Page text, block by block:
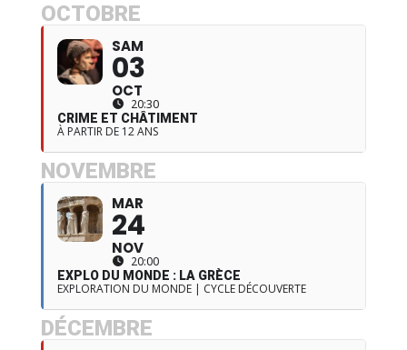
OCTOBRE
SAM
03
OCT
20:30
CRIME ET CHÂTIMENT
À PARTIR DE 12 ANS
NOVEMBRE
MAR
24
NOV
20:00
EXPLO DU MONDE : LA GRÈCE
EXPLORATION DU MONDE | CYCLE DÉCOUVERTE
DÉCEMBRE